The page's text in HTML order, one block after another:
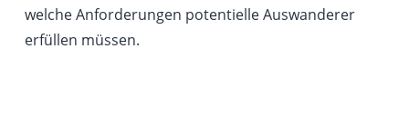
welche Anforderungen potentielle Auswanderer
erfüllen müssen.